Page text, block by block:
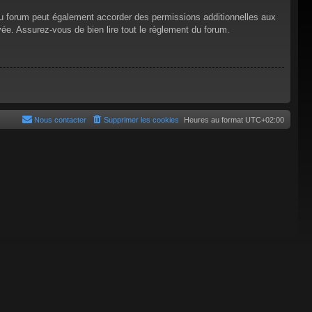
forum peut également accorder des permissions additionnelles aux
Assurez-vous de bien lire tout le règlement du forum.
Heures au format UTC+02:00
Supprimer les cookies
Nous contacter